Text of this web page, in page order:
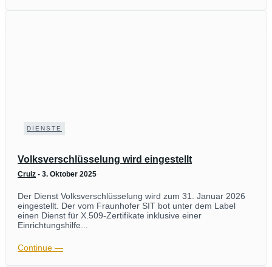
DIENSTE
Volksverschlüsselung wird eingestellt
Cruiz - 3. Oktober 2025
Der Dienst Volksverschlüsselung wird zum 31. Januar 2026
eingestellt. Der vom Fraunhofer SIT bot unter dem Label
einen Dienst für X.509-Zertifikate inklusive einer
Einrichtungshilfe...
Continue ―